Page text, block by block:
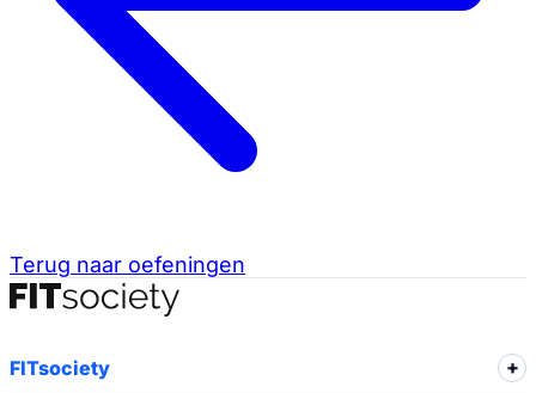
Terug naar oefeningen
FITsociety